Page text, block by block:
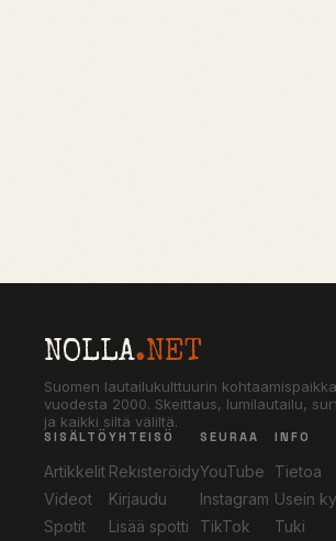
NOLLA.NET
Suomen lautailukulttuurin kohtaamispaikka
vuodesta 2000. Skeittaus, lumilautailu,
ja kaikki siltä väliltä.
SISÄLTÖ
Artikkelit
Videot
Spotit
YHTEISÖ
Rekisteröidy
Kirjaudu
Lisää spotti
SEURAA
YouTube
Instagram
TikTok
INFO
Tietoa
Usein
Tuki